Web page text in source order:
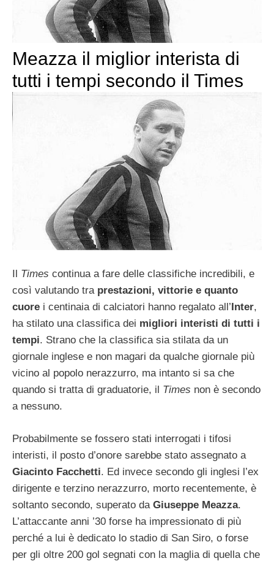
Meazza il miglior interista di
tutti i tempi secondo il Times
Times continua a fare delle classifiche incredibili, e
così valutando traprestazioni, vittorie e quanto
cuore i centinaia di calciatori hanno regalato all’ Inter,
ha stilato una classifica dei migliori interisti di tutti i
tempi. Strano che la classifica sia stilata da un
giornale inglese e non magari da qualche giornale più
vicino al popolo nerazzurro, ma intanto si sa che
quando si tratta di graduatorie, il Times non è secondo
a nessuno.
Probabilmente se fossero stati interrogati i tifosi
interisti, il posto d’onore sarebbe stato assegnato a
Giacinto Facchetti. Ed invece secondo gli inglesi l’ex
dirigente e terzino nerazzurro, morto recentemente, è
soltanto secondo, superato da Giuseppe Meazza.
L’attaccante anni ’30 forse ha impressionato di più
perché a lui è dedicato lo stadio di San Siro, o forse
per gli oltre 200 gol segnati con la maglia di quella che